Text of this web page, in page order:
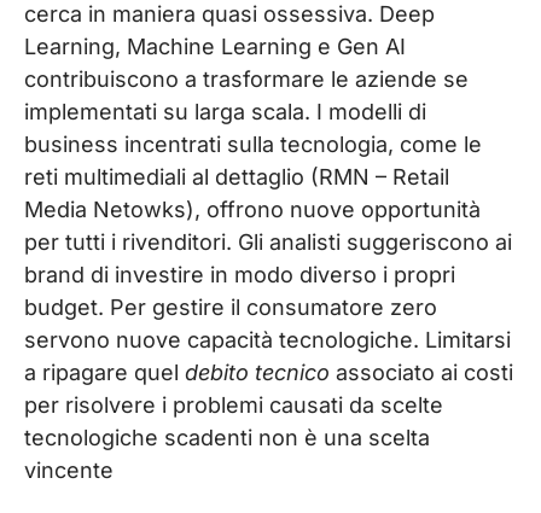
cerca in maniera quasi ossessiva. Deep
Learning, Machine Learning e Gen AI
contribuiscono a trasformare le aziende se
implementati su larga scala. I modelli di
business incentrati sulla tecnologia, come le
reti multimediali al dettaglio (RMN – Retail
Media Netowks), offrono nuove opportunità
per tutti i rivenditori. Gli analisti suggeriscono ai
brand di investire in modo diverso i propri
budget. Per gestire il consumatore zero
servono nuove capacità tecnologiche. Limitarsi
a ripagare quel debito tecnico associato ai costi
per risolvere i problemi causati da scelte
tecnologiche scadenti non è una scelta
vincente